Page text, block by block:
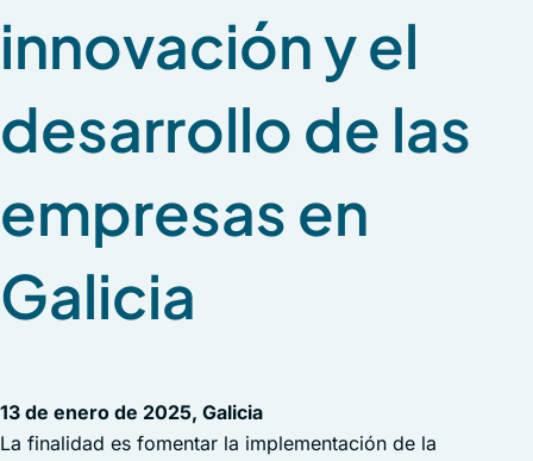
innovación y el
desarrollo de las
empresas en
Galicia
13 de enero de 2025, Galicia
La finalidad es fomentar la implementación de la